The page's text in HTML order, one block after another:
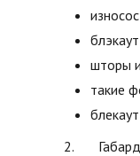
шторы
такие
2.